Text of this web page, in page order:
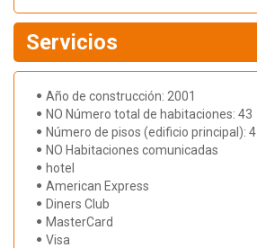
Servicios
Año de construcción: 2001
NO Número total de habitaciones: 43
Número de pisos (edificio principal): 4
NO Habitaciones comunicadas
hotel
American Express
Diners Club
MasterCard
Visa